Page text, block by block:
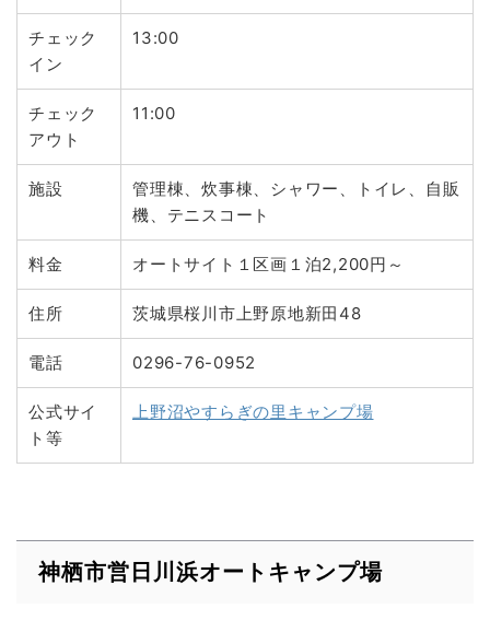
チェック
イン
13:00
チェック
アウト
11:00
施設
管理棟、炊事棟、シャワー、トイレ、自販
機、テニスコート
料金 オートサイト１区画１泊2,200円～
住所 茨城県桜川市上野原地新田48
電話 0296-76-0952
公式サイ
ト等
上野沼やすらぎの里キャンプ場
神栖市営日川浜オートキャンプ場